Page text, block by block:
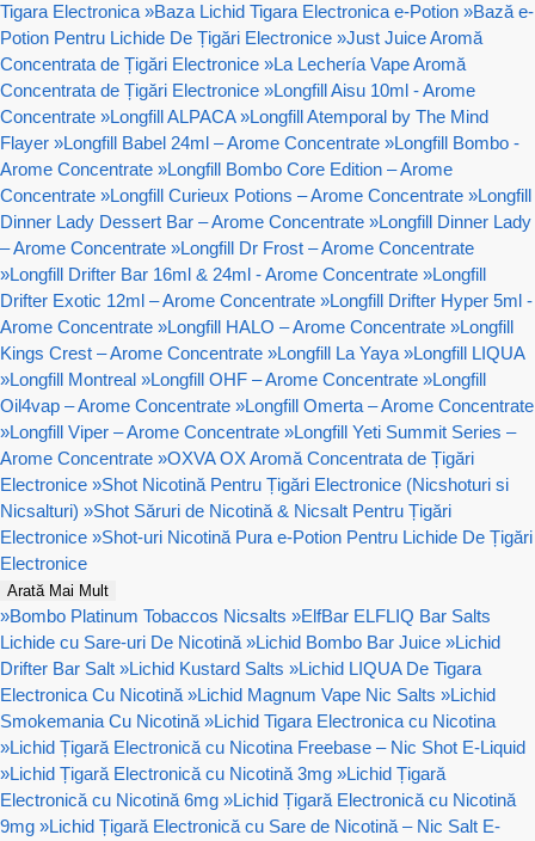
Tigara Electronica »Baza Lichid Tigara Electronica e-Potion »Bază e-
Potion Pentru Lichide De Țigări Electronice »Just Juice Aromă
Concentrata de Țigări Electronice »La Lechería Vape Aromă
Concentrata de Țigări Electronice »Longfill Aisu 10ml - Arome
Concentrate »Longfill ALPACA »Longfill Atemporal by The Mind
Flayer »Longfill Babel 24ml – Arome Concentrate »Longfill Bombo -
Arome Concentrate »Longfill Bombo Core Edition – Arome
Concentrate »Longfill Curieux Potions – Arome Concentrate »Longfill
Dinner Lady Dessert Bar – Arome Concentrate »Longfill Dinner Lady
– Arome Concentrate »Longfill Dr Frost – Arome Concentrate
»Longfill Drifter Bar 16ml & 24ml - Arome Concentrate »Longfill
Drifter Exotic 12ml – Arome Concentrate »Longfill Drifter Hyper 5ml -
Arome Concentrate »Longfill HALO – Arome Concentrate »Longfill
Kings Crest – Arome Concentrate »Longfill La Yaya »Longfill LIQUA
»Longfill Montreal »Longfill OHF – Arome Concentrate »Longfill
Oil4vap – Arome Concentrate »Longfill Omerta – Arome Concentrate
»Longfill Viper – Arome Concentrate »Longfill Yeti Summit Series –
Arome Concentrate »OXVA OX Aromă Concentrata de Țigări
Electronice »Shot Nicotină Pentru Țigări Electronice (Nicshoturi si
Nicsalturi) »Shot Săruri de Nicotină & Nicsalt Pentru Țigări
Electronice »Shot-uri Nicotină Pura e-Potion Pentru Lichide De Țigări
Electronice
Arată Mai Mult
»Bombo Platinum Tobaccos Nicsalts »ElfBar ELFLIQ Bar Salts
Lichide cu Sare-uri De Nicotină »Lichid Bombo Bar Juice »Lichid
Drifter Bar Salt »Lichid Kustard Salts »Lichid LIQUA De Tigara
Electronica Cu Nicotină »Lichid Magnum Vape Nic Salts »Lichid
Smokemania Cu Nicotină »Lichid Tigara Electronica cu Nicotina
»Lichid Țigară Electronică cu Nicotina Freebase – Nic Shot E-Liquid
»Lichid Țigară Electronică cu Nicotină 3mg »Lichid Țigară
Electronică cu Nicotină 6mg »Lichid Țigară Electronică cu Nicotină
9mg »Lichid Țigară Electronică cu Sare de Nicotină – Nic Salt E-